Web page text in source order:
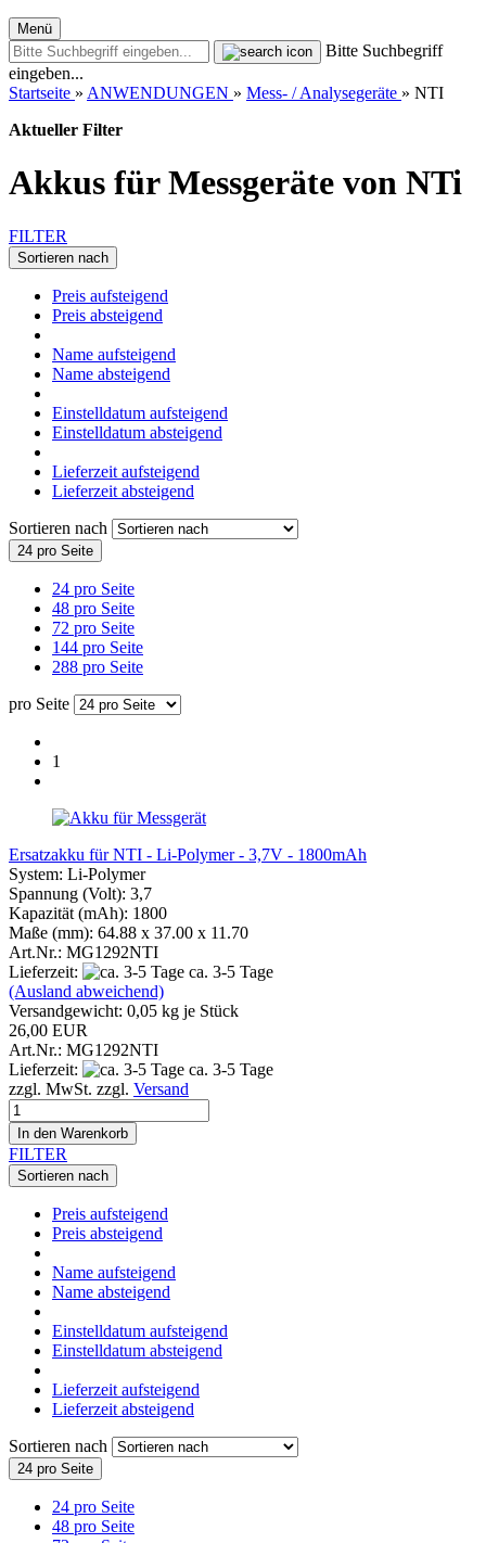
Menü
Bitte Suchbegriff
eingeben...
Startseite » ANWENDUNGEN » Mess- / Analysegeräte » NTI
Aktueller Filter
Akkus für Messgeräte von NTi
FILTER
Sortieren nach
Preis aufsteigend
Preis absteigend
Name aufsteigend
Name absteigend
Einstelldatum aufsteigend
Einstelldatum absteigend
Lieferzeit aufsteigend
Lieferzeit absteigend
Sortieren nach
24 pro Seite
24 pro Seite
48 pro Seite
72 pro Seite
144 pro Seite
288 pro Seite
pro Seite
1
Ersatzakku für NTI - Li-Polymer - 3,7V - 1800mAh
System: Li-Polymer
Spannung (Volt): 3,7
Kapazität (mAh): 1800
Maße (mm): 64.88 x 37.00 x 11.70
Art.Nr.: MG1292NTI
Lieferzeit:
ca. 3-5 Tage
(Ausland abweichend)
Versandgewicht: 0,05 kg je Stück
26,00 EUR
Art.Nr.: MG1292NTI
Lieferzeit:
ca. 3-5 Tage
zzgl. MwSt. zzgl. Versand
In den Warenkorb
FILTER
Sortieren nach
Preis aufsteigend
Preis absteigend
Name aufsteigend
Name absteigend
Einstelldatum aufsteigend
Einstelldatum absteigend
Lieferzeit aufsteigend
Lieferzeit absteigend
Sortieren nach
24 pro Seite
24 pro Seite
48 pro Seite